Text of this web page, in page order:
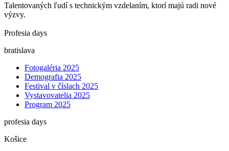
Talentovaných ľudí s technickým vzdelaním, ktorí majú radi nové
výzvy.
Profesia days
bratislava
Fotogaléria 2025
Demografia 2025
Festival v číslach 2025
Vystavovatelia 2025
Program 2025
profesia days
Košice